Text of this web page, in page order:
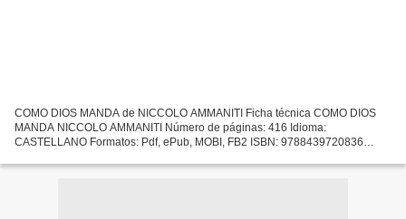
COMO DIOS MANDA de NICCOLO AMMANITI Ficha técnica COMO DIOS
MANDA NICCOLO AMMANITI Número de páginas: 416 Idioma:
CASTELLANO Formatos: Pdf, ePub, MOBI, FB2 ISBN: 9788439720836
eBook gratis...